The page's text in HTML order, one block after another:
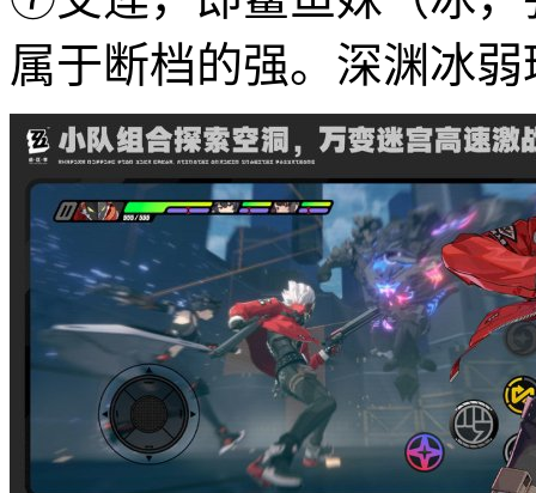
属于断档的强。深渊冰